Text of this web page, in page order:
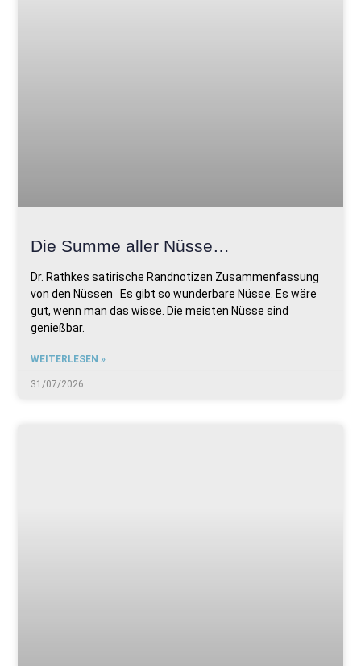
Die Summe aller Nüsse…
Dr. Rathkes satirische Randnotizen Zusammenfassung
von den Nüssen Es gibt so wunderbare Nüsse. Es wäre
gut, wenn man das wisse. Die meisten Nüsse sind
genießbar.
WEITERLESEN »
31/07/2026